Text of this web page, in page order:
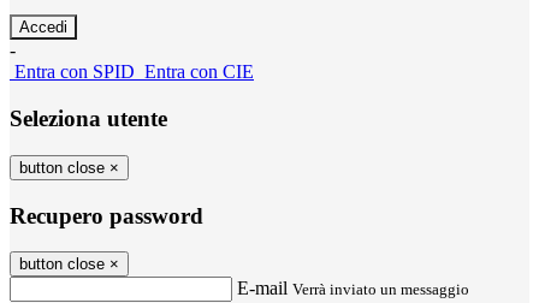
-
Entra con SPID Entra con CIE
Seleziona utente
button close ×
Recupero password
button close ×
E-mail Verrà inviato un messaggio